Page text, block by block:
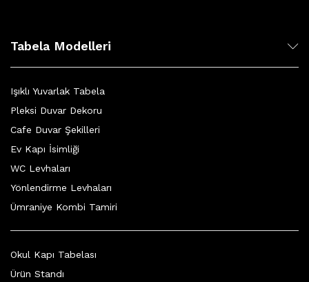
Tabela Modelleri
Işıklı Yuvarlak Tabela
Pleksi Duvar Dekoru
Cafe Duvar Şekilleri
Ev Kapı İsimliği
WC Levhaları
Yönlendirme Levhaları
Ümraniye Kombi Tamiri
Okul Kapı Tabelası
Ürün Standı